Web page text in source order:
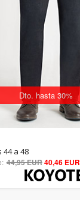
Dto. hasta 30%
out of 5
44 a 48
44,95 EUR40,46 EUR